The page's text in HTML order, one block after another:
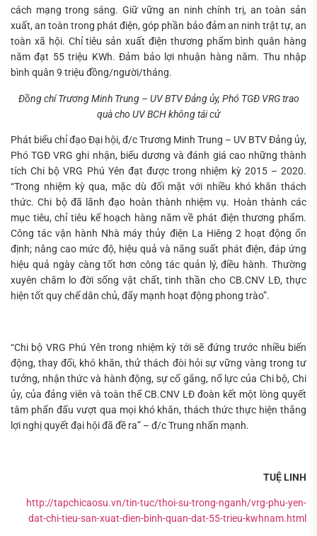
cách mạng trong sáng. Giữ vững an ninh chính trị, an toàn sản
xuất, an toàn trong phát điện, góp phần bảo đảm an ninh trật tự, an
toàn xã hội. Chỉ tiêu sản xuất điện thương phẩm bình quân hàng
năm đạt 55 triệu KWh. Đảm bảo lợi nhuận hàng năm. Thu nhập
bình quân 9 triệu đồng/người/tháng.
Đồng chí Trương Minh Trung – UV BTV Đảng ủy, Phó TGĐ VRG trao
quà cho UV BCH không tái cử
Phát biểu chỉ đạo Đại hội, đ/c Trương Minh Trung – UV BTV Đảng ủy,
Phó TGĐ VRG ghi nhận, biểu dương và đánh giá cao những thành
tích Chi bộ VRG Phú Yên đạt được trong nhiệm kỳ 2015 – 2020.
“Trong nhiệm kỳ qua, mặc dù đối mặt với nhiều khó khăn thách
thức. Chi bộ đã lãnh đạo hoàn thành nhiệm vụ. Hoàn thành các
mục tiêu, chỉ tiêu kế hoạch hàng năm về phát điện thương phẩm.
Công tác vận hành Nhà máy thủy điện La Hiêng 2 hoạt động ổn
định; nâng cao mức độ, hiệu quả và năng suất phát điện, đáp ứng
hiệu quả ngày càng tốt hơn công tác quản lý, điều hành. Thường
xuyên chăm lo đời sống vật chất, tinh thần cho CB.CNV LĐ, thực
hiện tốt quy chế dân chủ, đẩy mạnh hoạt động phong trào”.
“Chi bộ VRG Phú Yên trong nhiệm kỳ tới sẽ đứng trước nhiều biến
động, thay đổi, khó khăn, thử thách đòi hỏi sự vững vàng trong tư
tưởng, nhận thức và hành động, sự cố gắng, nổ lực của Chi bộ, Chi
ủy, của đảng viên và toàn thể CB.CNV LĐ đoàn kết một lòng quyết
tâm phấn đấu vượt qua mọi khó khăn, thách thức thực hiện thắng
lợi nghị quyết đại hội đã đề ra” – đ/c Trung nhấn mạnh.
TUỆ LINH
http://tapchicaosu.vn/tin-tuc/thoi-su-trong-nganh/vrg-phu-yen-
dat-chi-tieu-san-xuat-dien-binh-quan-dat-55-trieu-kwhnam.html